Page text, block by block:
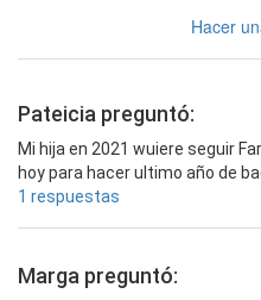
Hacer
Pateicia preguntó:
Mi hija en 2021 wuiere seguir
hoy para hacer ultimo año de
1 respuestas
Marga preguntó: